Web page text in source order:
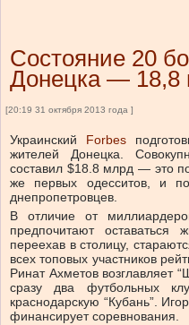
Состояние 20
Донецка — 18,8
[20:19 31 октября 2013 года ]
Украинский Forbes
жителей Донецка.
составил $18.8 млрд — это
же первых одесситов, и
днепропетровцев.
В отличие от
предпочитают
переехав в столицу,
всех топовых участников
Ринат Ахметов возглавляет
сразу два футбольных
краснодарскую “Кубань”.
финансирует соревнования.